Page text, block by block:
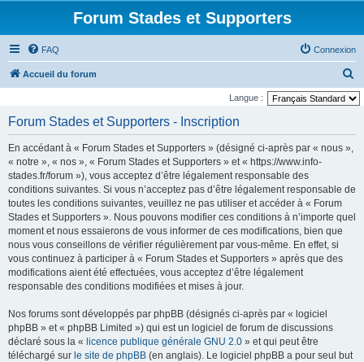
Forum Stades et Supporters
FAQ Connexion
Accueil du forum
e
Langue :
Forum Stades et Supporters - Inscription
En accédant à « Forum Stades et Supporters » (désigné ci-après par « nous »,
« notre », « nos », « Forum Stades et Supporters » et « https://www.info-
stades.fr/forum »), vous acceptez d’être légalement responsable des
conditions suivantes. Si vous n’acceptez pas d’être légalement responsable de
toutes les conditions suivantes, veuillez ne pas utiliser et accéder à « Forum
Stades et Supporters ». Nous pouvons modifier ces conditions à n’importe quel
moment et nous essaierons de vous informer de ces modifications, bien que
nous vous conseillons de vérifier régulièrement par vous-même. En effet, si
vous continuez à participer à « Forum Stades et Supporters » après que des
modifications aient été effectuées, vous acceptez d’être légalement
responsable des conditions modifiées et mises à jour.
Nos forums sont développés par phpBB (désignés ci-après par « logiciel
phpBB » et « phpBB Limited ») qui est un logiciel de forum de discussions
déclaré sous la « licence publique générale GNU 2.0 » et qui peut être
téléchargé sur le site de phpBB (en anglais). Le logiciel phpBB a pour seul but